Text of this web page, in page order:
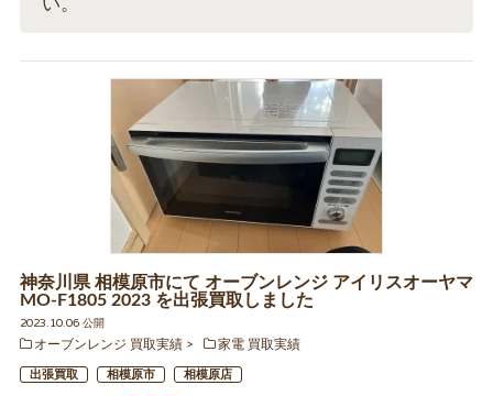
い。
神奈川県 相模原市にて オーブンレンジ アイリスオーヤマ
MO-F1805 2023 を出張買取しました
2023.10.06 公開
オーブンレンジ 買取実績
家電 買取実績
出張買取 相模原市 相模原店